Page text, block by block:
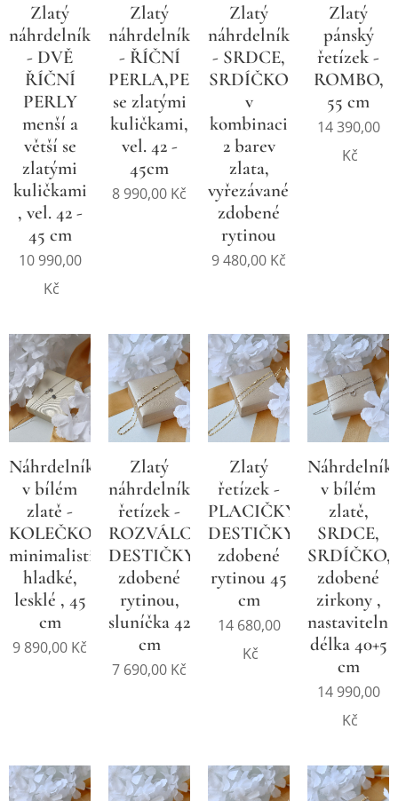
Zlatý
náhrdelník
- DVĚ
ŘÍČNÍ
PERLY
menší a
větší se
zlatými
kuličkami
, vel. 42 -
45 cm
10 990,00
Kč
Zlatý
náhrdelník
- ŘÍČNÍ
PERLA,PERLIČKA
se zlatými
kuličkami,
vel. 42 -
45cm
8 990,00 Kč
Zlatý
náhrdelník
- SRDCE,
SRDÍČKO
v
kombinaci
2 barev
zlata,
vyřezávané,
zdobené
rytinou
9 480,00 Kč
Zlatý
pánský
řetízek -
ROMBO,
55 cm
14 390,00
Kč
Náhrdelník
v bílém
zlatě -
KOLEČKO,
minimalistické,
hladké,
lesklé , 45
cm
9 890,00 Kč
Zlatý
náhrdelníkový
řetízek -
ROZVÁLCOVANÉ
DESTIČKY,
zdobené
rytinou,
sluníčka 42
cm
7 690,00 Kč
Zlatý
řetízek -
PLACIČKY,
DESTIČKY,
zdobené
rytinou 45
cm
14 680,00
Kč
Náhrdelník
v bílém
zlatě,
SRDCE,
SRDÍČKO,
zdobené
zirkony ,
nastavitelná
délka 40+5
cm
14 990,00
Kč